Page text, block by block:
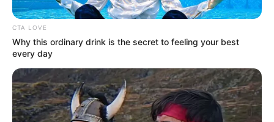
CTA LOVE
Why this ordinary drink is the secret to feeling your best
every day